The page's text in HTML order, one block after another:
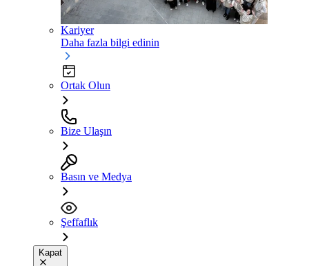
Kariyer
Daha fazla bilgi edinin
Ortak Olun
Bize Ulaşın
Basın ve Medya
Şeffaflık
Kapat